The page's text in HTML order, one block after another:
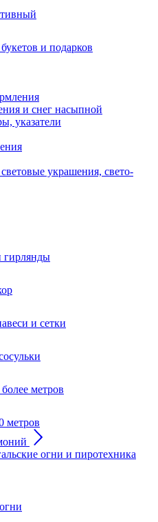
и подарков
и снег насыпной
указатели
украшения, свето-
гирлянды
и сетки
метров
метров
огни и пиротехника